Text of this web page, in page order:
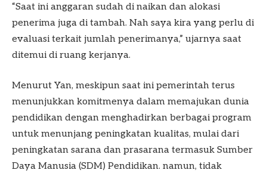
“Saat ini anggaran sudah di naikan dan alokasi
penerima juga di tambah. Nah saya kira yang perlu di
evaluasi terkait jumlah penerimanya,” ujarnya saat
ditemui di ruang kerjanya.
Menurut Yan, meskipun saat ini pemerintah terus
menunjukkan komitmenya dalam memajukan dunia
pendidikan dengan menghadirkan berbagai program
untuk menunjang peningkatan kualitas, mulai dari
peningkatan sarana dan prasarana termasuk Sumber
Daya Manusia (SDM) Pendidikan. namun, tidak